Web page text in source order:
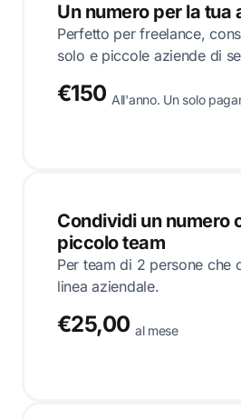
Un numero per la tua
Perfetto per freelance,
solo e piccole aziende di
€150 All'anno. Un solo
Condividi un numero
piccolo team
Per team di 2 persone che
linea aziendale.
€25,00 al mese